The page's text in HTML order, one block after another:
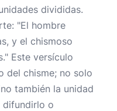
divididas.
"El hombre
y el chismoso
Este versículo
del chisme; no solo
también la unidad
difundirlo o